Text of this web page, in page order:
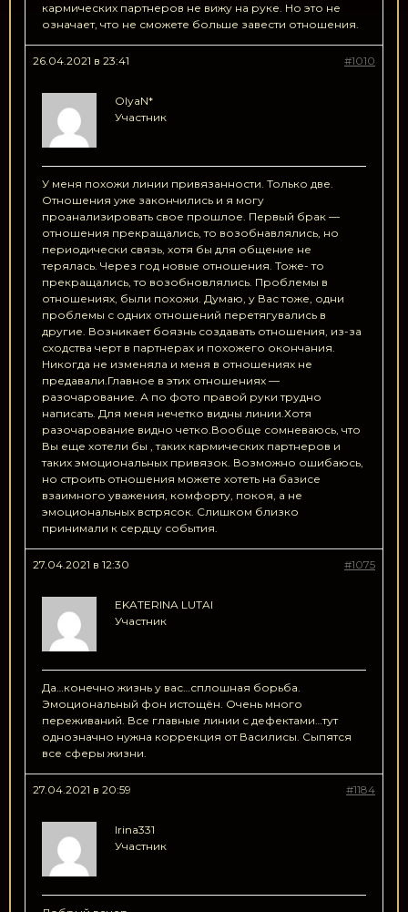
кармических партнеров не вижу на руке. Но это не
означает, что не сможете больше завести отношения.
26.04.2021 в 23:41 #1010
OlyaN*
Участник
У меня похожи линии привязанности. Только две.
Отношения уже закончились и я могу
проанализировать свое прошлое. Первый брак —
отношения прекращались, то возобнавлялись, но
периодически связь, хотя бы для общение не
терялась. Через год новые отношения. Тоже- то
прекращались, то возобновлялись. Проблемы в
отношениях, были похожи. Думаю, у Вас тоже, одни
проблемы с одних отношений перетягувались в
другие. Возникает боязнь создавать отношения, из-за
сходства черт в партнерах и похожего окончания.
Никогда не изменяла и меня в отношениях не
предавали.Главное в этих отношениях —
разочарование. А по фото правой руки трудно
написать. Для меня нечетко видны линии.Хотя
разочарование видно четко.Вообще сомневаюсь, что
Вы еще хотели бы , таких кармических партнеров и
таких эмоциональных привязок. Возможно ошибаюсь,
но строить отношения можете хотеть на базисе
взаимного уважения, комфорту, покоя, а не
эмоциональных встрясок. Слишком близко
принимали к сердцу события.
27.04.2021 в 12:30 #1075
EKATERINA LUTAI
Участник
Да…конечно жизнь у вас…сплошная борьба.
Эмоциональный фон истощён. Очень много
переживаний. Все главные линии с дефектами…тут
однозначно нужна коррекция от Василисы. Сыпятся
все сферы жизни.
27.04.2021 в 20:59 #1184
Irina331
Участник